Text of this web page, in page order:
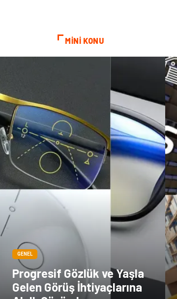
MİNİ KONU
GENEL
Progresif Gözlük ve Yaşla
Gelen Görüş İhtiyaçlarına